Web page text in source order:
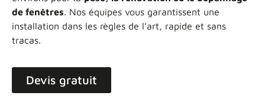
de fenêtres. Nos équipes vous garantissent une
installation dans les règles de l’art, rapide et sans
tracas.
Devis gratuit